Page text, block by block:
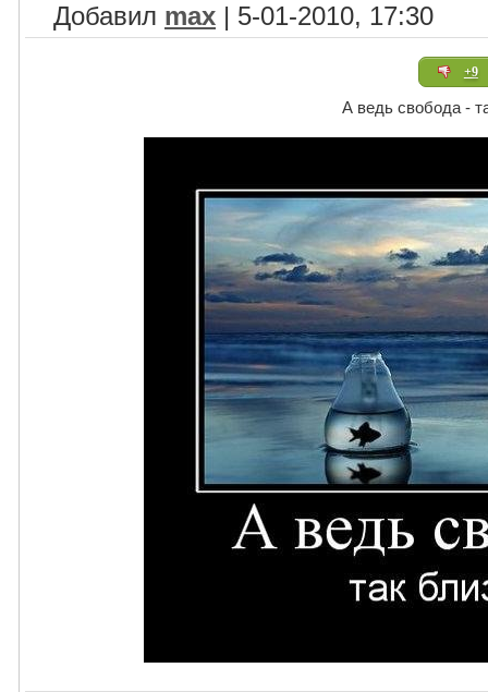
Добавил max | 5-01-2010, 17:30
+9
А ведь свобода -